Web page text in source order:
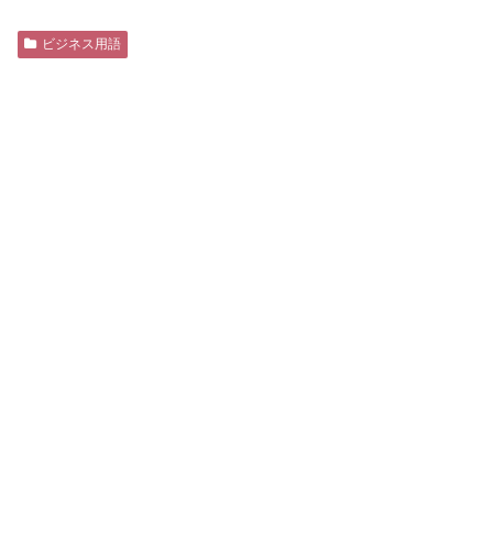
ビジネス用語